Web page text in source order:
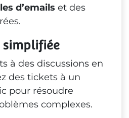
d’emails et des
à des discussions en
des tickets à un
pour résoudre
complexes.